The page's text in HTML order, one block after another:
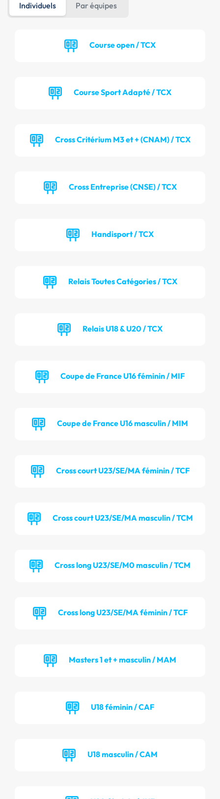
Individuels Par équipes
Course open / TCX
Course Sport Adapté / TCX
Cross Critérium M3 et + (CNAM) / TCX
Cross Entreprise (CNSE) / TCX
Handisport / TCX
Relais Toutes Catégories / TCX
Relais U18 & U20 / TCX
Coupe de France U16 féminin / MIF
Coupe de France U16 masculin / MIM
Cross court U23/SE/MA féminin / TCF
Cross court U23/SE/MA masculin / TCM
Cross long U23/SE/M0 masculin / TCM
Cross long U23/SE/MA féminin / TCF
Masters 1 et + masculin / MAM
U18 féminin / CAF
U18 masculin / CAM